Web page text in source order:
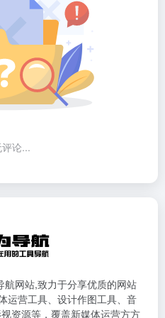
论...
航网站,致力于分享优质的网站
运营工具、设计作图工具、音
资源等，覆盖新媒体运营方方